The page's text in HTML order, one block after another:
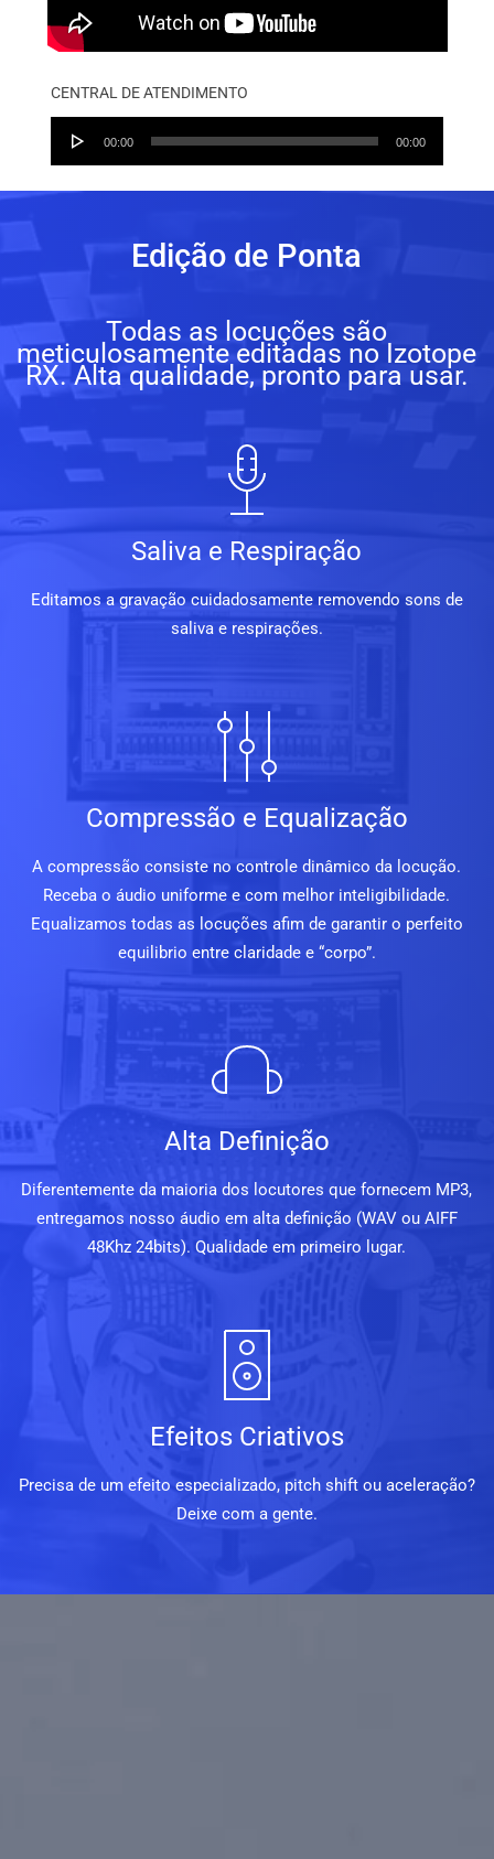
CENTRAL DE ATENDIMENTO
Audio
00:00 00:00
Edição de Ponta
Todas as locuções são
meticulosamente editadas no Izotope
RX. Alta qualidade, pronto para usar.
Saliva e Respiração
Editamos a gravação cuidadosamente removendo sons de
saliva e respirações.
Compressão e Equalização
A compressão consiste no controle dinâmico da locução.
Receba o áudio uniforme e com melhor inteligibilidade.
Equalizamos todas as locuções afim de garantir o perfeito
equilibrio entre claridade e “corpo”.
Alta Definição
Diferentemente da maioria dos locutores que fornecem MP3,
entregamos nosso áudio em alta definição (WAV ou AIFF
48Khz 24bits). Qualidade em primeiro lugar.
Efeitos Criativos
Precisa de um efeito especializado, pitch shift ou aceleração?
Deixe com a gente.